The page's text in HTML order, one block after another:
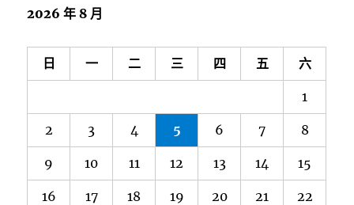
2026 年 8 月
日 一 二 三 四 五 六
1
2 3 4 5 6 7 8
9 10 11 12 13 14 15
16 17 18 19 20 21 22